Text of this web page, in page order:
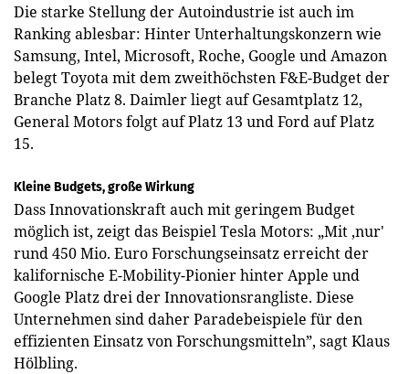
Die starke Stellung der Autoindustrie ist auch im
Ranking ablesbar: Hinter Unterhaltungskonzern wie
Samsung, Intel, Microsoft, Roche, Google und Amazon
belegt Toyota mit dem zweithöchsten F&E-Budget der
Branche Platz 8. Daimler liegt auf Gesamtplatz 12,
General Motors folgt auf Platz 13 und Ford auf Platz
15.
Kleine Budgets, große Wirkung
Dass Innovationskraft auch mit geringem Budget
möglich ist, zeigt das Beispiel Tesla Motors: „Mit ‚nur'
rund 450 Mio. Euro Forschungseinsatz erreicht der
kalifornische ­E-Mobility-Pionier hinter Apple und
Google Platz drei der Innovationsrangliste. Diese
Unternehmen sind daher Paradebeispiele für den
effizienten Einsatz von Forschungsmitteln”, sagt Klaus
Hölbling.